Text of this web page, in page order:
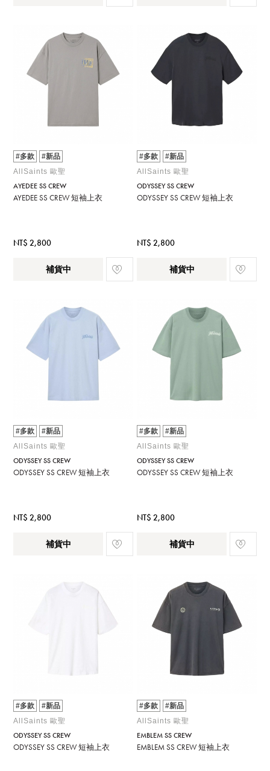
#多款
#新品
AllSaints 歐聖
AYEDEE SS CREW
AYEDEE SS CREW 短袖上衣
NT$ 2,800
補貨中
#多款
#新品
AllSaints 歐聖
ODYSSEY SS CREW
ODYSSEY SS CREW 短袖上衣
NT$ 2,800
補貨中
#多款
#新品
AllSaints 歐聖
ODYSSEY SS CREW
ODYSSEY SS CREW 短袖上衣
NT$ 2,800
補貨中
#多款
#新品
AllSaints 歐聖
ODYSSEY SS CREW
ODYSSEY SS CREW 短袖上衣
NT$ 2,800
補貨中
#多款
#新品
AllSaints 歐聖
ODYSSEY SS CREW
ODYSSEY SS CREW 短袖上衣
#多款
#新品
AllSaints 歐聖
EMBLEM SS CREW
EMBLEM SS CREW 短袖上衣